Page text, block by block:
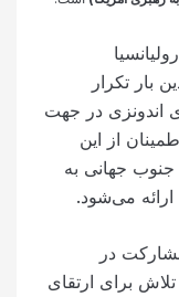
بار تکرار
اندونزی در جهت
از این
جهانی به
می‌شود.
در
برای ارتقای